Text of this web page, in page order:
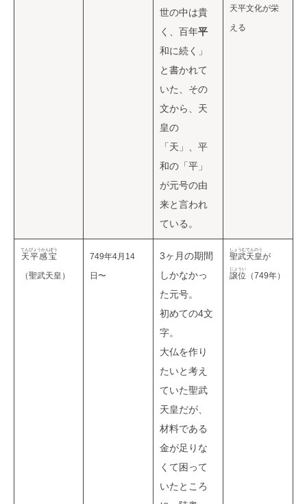
世の中は貴
く、百年平
和に続く」
と書かれて
いた、その
文から、天
皇の
「天」、平
和の「平」
が元号の由
来と言われ
ている。
天平文化が栄
える
天平感宝
てんぴょうかんぽう
（聖武天皇）
749年4月14
日〜
3ヶ月の期間
しかなかっ
た元号。
初めての4文
字。
大仏を作り
たいと考え
ていた聖武
天皇だが、
材料である
金が足りな
くて困って
いたところ
聖武天皇
しょうむてんのう
が
譲位
じょうい
（749年）